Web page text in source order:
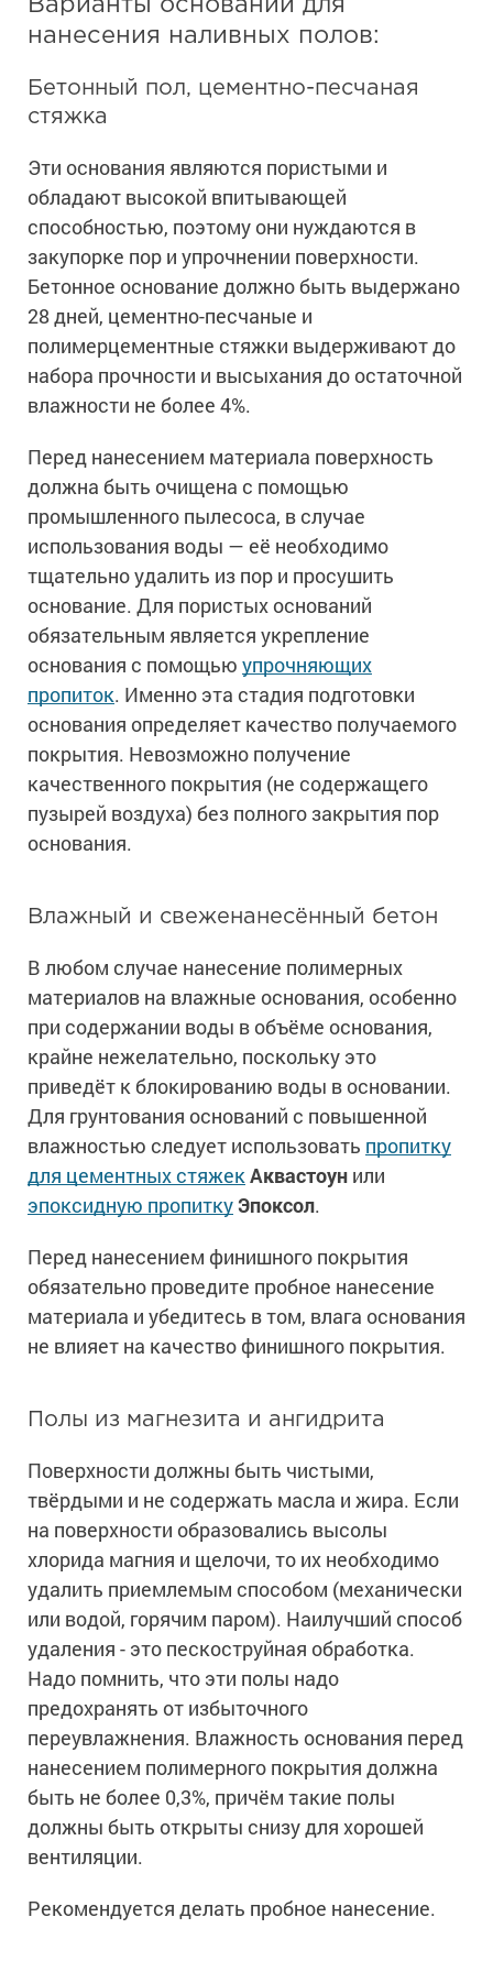
Ингибиторы коррозии
Растворители и разбавители для металла
Шпатлевки для металла
Сопутствующие товары
Сопутствующие товары
Пищевая промышленность
Нефтегазовая промышленность
Сопутствующие товары
Жидкая теплоизоляция
Для металла
Для фасада
Сопутствующие товары
Экологичные материалы
Для металла
Для фасада
Для дерева
Для интерьеров
Сопутствующие товары
Антистатические покрытия
Для бетона
Сопутствующие товары
Промышленные покрытия
Промышленные полы
Ремонт промышленных полов
Защита железобетонных конструкций
Промышленные металлоконструкции
Промышленное оборудование
Промышленные стены
Сопутствующие товары
Холодное цинкование
Грунтовки для холодного цинкования
Сопутствующие товары
Молотковые эмали
Для металла
Сопутствующие товары
Антикоррозионная защита
Толстослойные грунт-эмали
Алюминиевые краски
Сопутствующие товары
Морозостойкие краски для бетонных полов
Морозостойкие краски для металла
Морозостойкие краски для фасада
Сопутствующие товары
Варианты оснований для
нанесения наливных полов:
Бетонный пол, цементно-песчаная
стяжка
Эти основания являются пористыми и
обладают высокой впитывающей
способностью, поэтому они нуждаются в
закупорке пор и упрочнении поверхности.
Бетонное основание должно быть выдержано
28 дней, цементно-песчаные и
полимерцементные стяжки выдерживают до
набора прочности и высыхания до остаточной
влажности не более 4%.
Перед нанесением материала поверхность
должна быть очищена с помощью
промышленного пылесоса, в случае
использования воды — её необходимо
тщательно удалить из пор и просушить
основание. Для пористых оснований
обязательным является укрепление
основания с помощью упрочняющих
пропиток. Именно эта стадия подготовки
основания определяет качество получаемого
покрытия. Невозможно получение
качественного покрытия (не содержащего
пузырей воздуха) без полного закрытия пор
основания.
Влажный и свеженанесённый бетон
В любом случае нанесение полимерных
материалов на влажные основания, особенно
при содержании воды в объёме основания,
крайне нежелательно, поскольку это
приведёт к блокированию воды в основании.
Для грунтования оснований с повышенной
влажностью следует использовать пропитку
для цементных стяжекАквастоун или
эпоксидную пропиткуЭпоксол.
Перед нанесением финишного покрытия
обязательно проведите пробное нанесение
материала и убедитесь в том, влага основания
не влияет на качество финишного покрытия.
Полы из магнезита и ангидрита
Поверхности должны быть чистыми,
твёрдыми и не содержать масла и жира. Если
на поверхности образовались высолы
хлорида магния и щелочи, то их необходимо
удалить приемлемым способом (механически
или водой, горячим паром). Наилучший способ
удаления - это пескоструйная обработка.
Надо помнить, что эти полы надо
предохранять от избыточного
переувлажнения. Влажность основания перед
нанесением полимерного покрытия должна
быть не более 0,3%, причём такие полы
должны быть открыты снизу для хорошей
вентиляции.
Рекомендуется делать пробное нанесение.